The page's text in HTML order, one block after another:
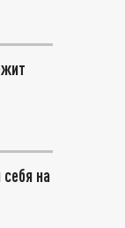
на